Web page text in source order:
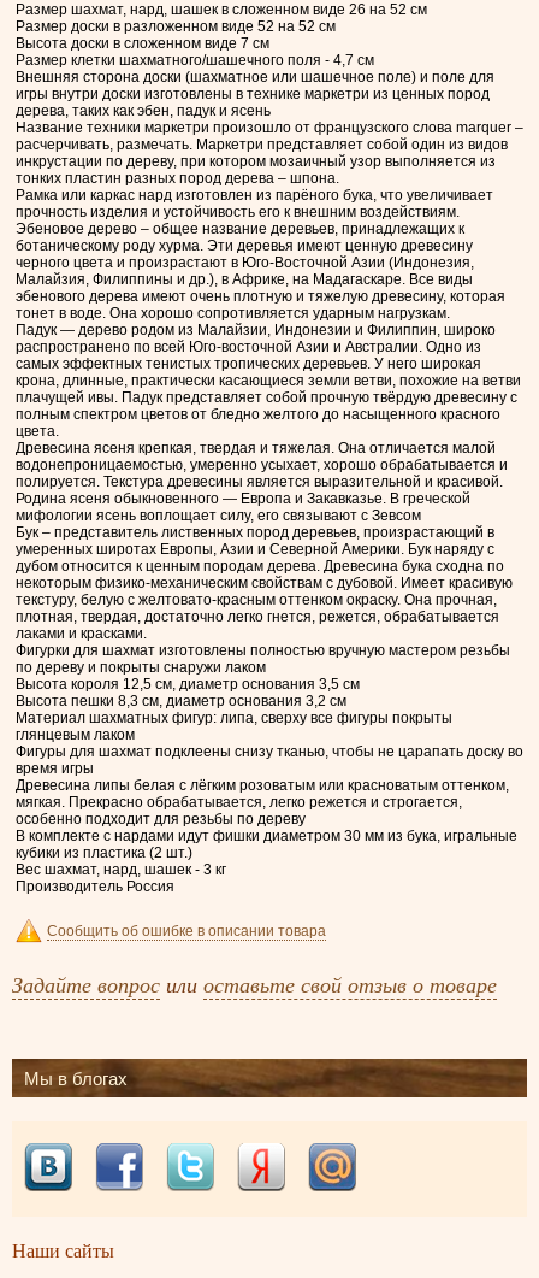
Размер шахмат, нард, шашек в сложенном виде 26 на 52 см
Размер доски в разложенном виде 52 на 52 см
Высота доски в сложенном виде 7 см
Размер клетки шахматного/шашечного поля - 4,7 см
Внешняя сторона доски (шахматное или шашечное поле) и поле для
игры внутри доски изготовлены в технике маркетри из ценных пород
дерева, таких как эбен, падук и ясень
Название техники маркетри произошло от французского слова marquer –
расчерчивать, размечать. Маркетри представляет собой один из видов
инкрустации по дереву, при котором мозаичный узор выполняется из
тонких пластин разных пород дерева – шпона.
Рамка или каркас нард изготовлен из парёного бука, что увеличивает
прочность изделия и устойчивость его к внешним воздействиям.
Эбеновое дерево – общее название деревьев, принадлежащих к
ботаническому роду хурма. Эти деревья имеют ценную древесину
черного цвета и произрастают в Юго-Восточной Азии (Индонезия,
Малайзия, Филиппины и др.), в Африке, на Мадагаскаре. Все виды
эбенового дерева имеют очень плотную и тяжелую древесину, которая
тонет в воде. Она хорошо сопротивляется ударным нагрузкам.
Падук — дерево родом из Малайзии, Индонезии и Филиппин, широко
распространено по всей Юго-восточной Азии и Австралии. Одно из
самых эффектных тенистых тропических деревьев. У него широкая
крона, длинные, практически касающиеся земли ветви, похожие на ветви
плачущей ивы. Падук представляет собой прочную твёрдую древесину с
полным спектром цветов от бледно желтого до насыщенного красного
цвета.
Древесина ясеня крепкая, твердая и тяжелая. Она отличается малой
водонепроницаемостью, умеренно усыхает, хорошо обрабатывается и
полируется. Текстура древесины является выразительной и красивой.
Родина ясеня обыкновенного — Европа и Закавказье. В греческой
мифологии ясень воплощает силу, его связывают с Зевсом
Бук – представитель лиственных пород деревьев, произрастающий в
умеренных широтах Европы, Азии и Северной Америки. Бук наряду с
дубом относится к ценным породам дерева. Древесина бука сходна по
некоторым физико-механическим свойствам с дубовой. Имеет красивую
текстуру, белую с желтовато-красным оттенком окраску. Она прочная,
плотная, твердая, достаточно легко гнется, режется, обрабатывается
лаками и красками.
Фигурки для шахмат изготовлены полностью вручную мастером резьбы
по дереву и покрыты снаружи лаком
Высота короля 12,5 см, диаметр основания 3,5 см
Высота пешки 8,3 см, диаметр основания 3,2 см
Материал шахматных фигур: липа, сверху все фигуры покрыты
глянцевым лаком
Фигуры для шахмат подклеены снизу тканью, чтобы не царапать доску во
время игры
Древесина липы белая с лёгким розоватым или красноватым оттенком,
мягкая. Прекрасно обрабатывается, легко режется и строгается,
особенно подходит для резьбы по дереву
В комплекте с нардами идут фишки диаметром 30 мм из бука, игральные
кубики из пластика (2 шт.)
Вес шахмат, нард, шашек - 3 кг
Производитель Россия
Сообщить об ошибке в описании товара
Задайте вопрос или оставьте свой отзыв о товаре
Мы в блогах
Наши сайты